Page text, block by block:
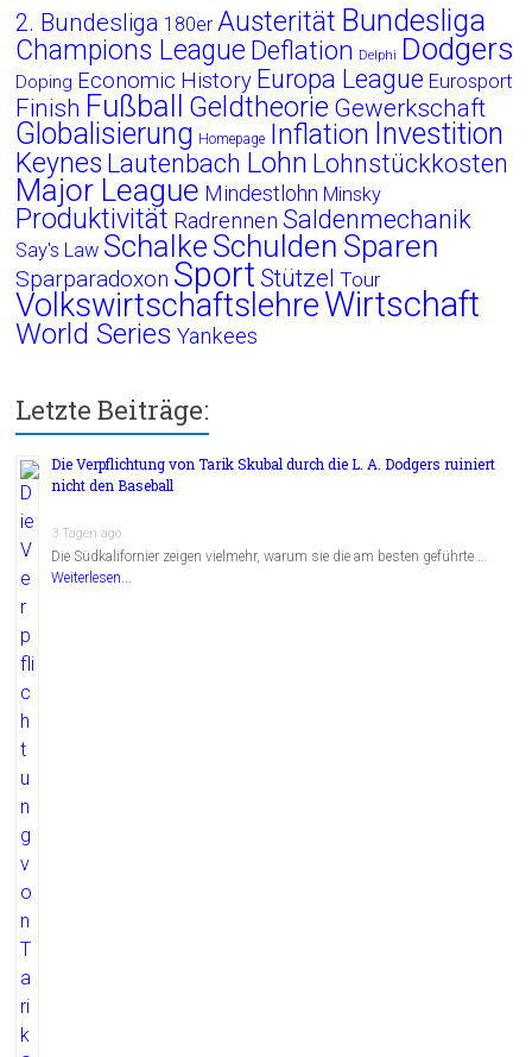
2. Bundesliga 180er Austerität Bundesliga
Champions League Deflation Delphi Dodgers
Doping Economic History Europa League Eurosport
Finish Fußball Geldtheorie Gewerkschaft
Globalisierung Homepage Inflation Investition
Keynes Lautenbach Lohn Lohnstückkosten
Major League Mindestlohn Minsky
Produktivität Radrennen Saldenmechanik
Say's Law Schalke Schulden Sparen
Sparparadoxon Sport Stützel Tour
VolkswirtschaftslehreWirtschaft
World Series Yankees
Letzte Beiträge:
Die Verpflichtung von Tarik Skubal durch die L. A. Dodgers ruiniert
nicht den Baseball
3 Tagen ago
Die Südkalifornier zeigen vielmehr, warum sie die am besten geführte …
Weiterlesen...